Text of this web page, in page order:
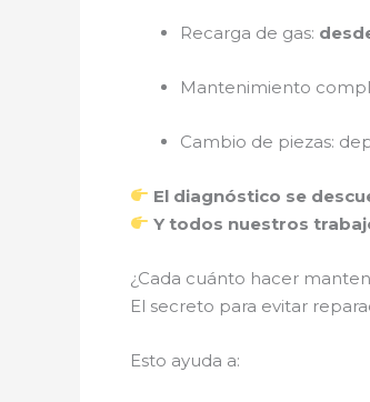
Recarga de gas:
Mantenimiento
Cambio de piezas:
El diagnóstico se
Y todos nuestros
¿Cada cuánto hacer
El secreto para evitar
Esto ayuda a: